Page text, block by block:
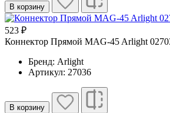
В корзину
523 ₽
Коннектор Прямой MAG-45 Arlight
Бренд: Arlight
Артикул: 27036
В корзину